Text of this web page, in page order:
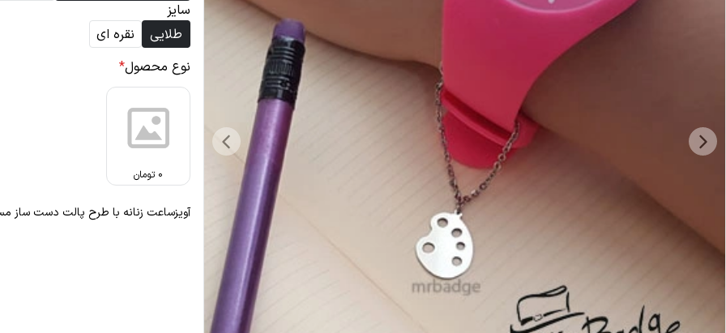
سایز
طلایی
نقره ای
نوع محصول*
0 تومان
آویزساعت زنانه با طرح پالت دست ساز